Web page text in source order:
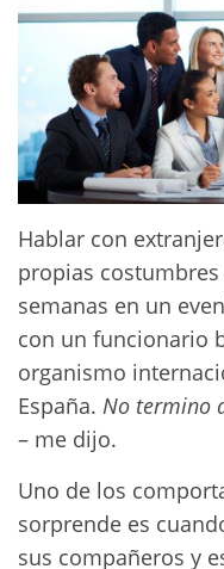
Hablar con
propias
semanas en un
con un funcionario
organismo
España. No termino
– me dijo.
Uno de los
sorprende es
sus compañeros y